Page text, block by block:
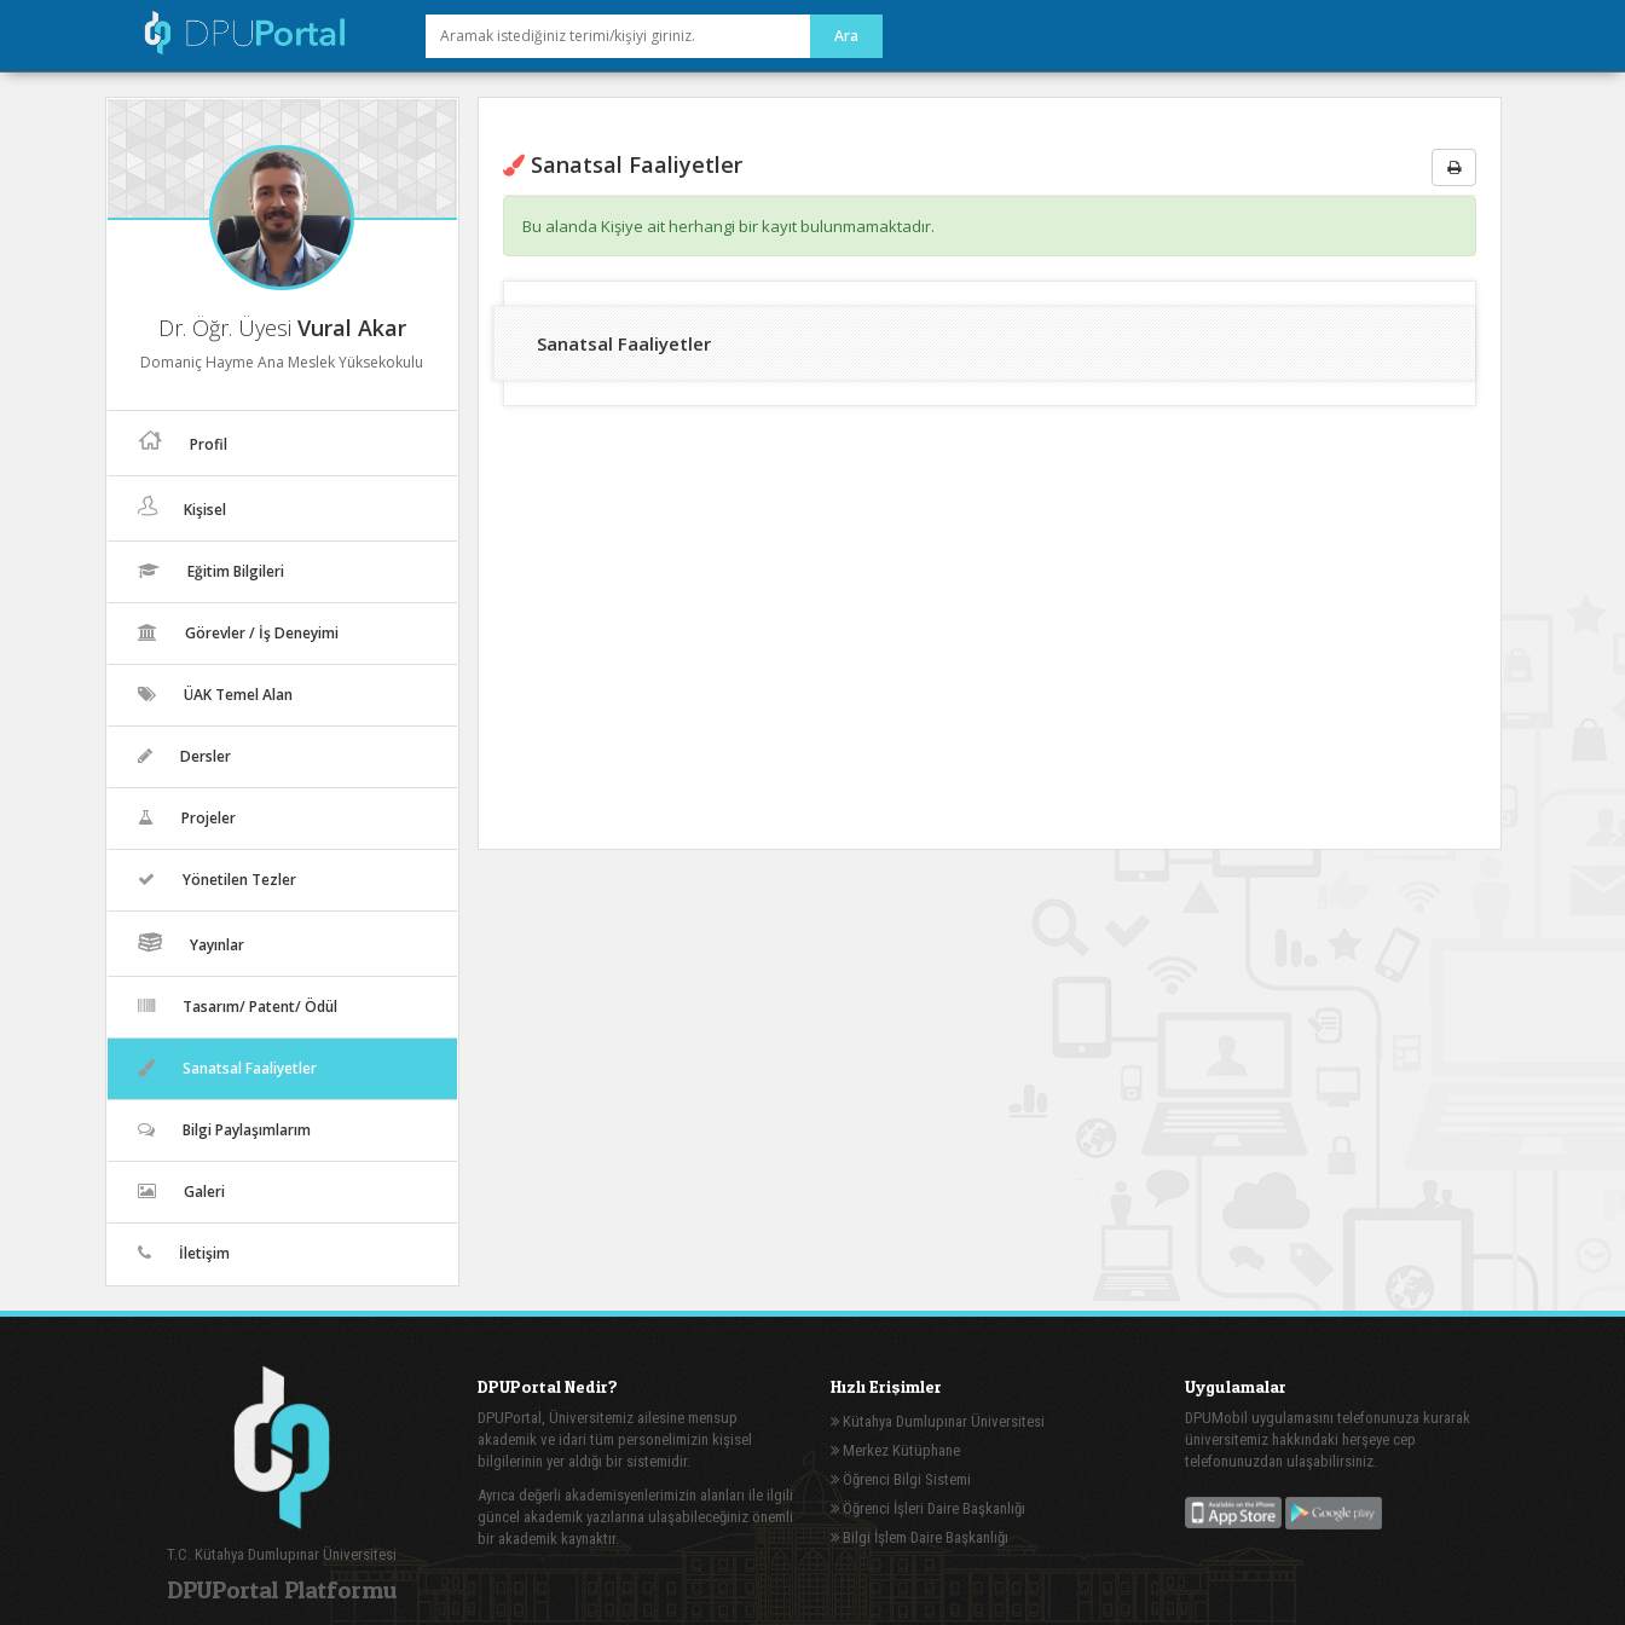
Dr. Öğr. Üyesi Vural Akar
Domaniç Hayme Ana Meslek Yüksekokulu
Profil
Kişisel
Eğitim Bilgileri
Görevler / İş Deneyimi
ÜAK Temel Alan
Dersler
Projeler
Yönetilen Tezler
Yayınlar
Tasarım/ Patent/ Ödül
Sanatsal Faaliyetler
Bilgi Paylaşımlarım
Galeri
İletişim
Sanatsal Faaliyetler
Bu alanda Kişiye ait herhangi bir kayıt bulunmamaktadır.
Sanatsal Faaliyetler
T.C. Kütahya Dumlupınar Üniversitesi
DPUPortal Platformu
DPUPortal Nedir?
DPUPortal, Üniversitemiz ailesine mensup
akademik ve idari tüm personelimizin kişisel
bilgilerinin yer aldığı bir sistemidir.
Ayrıca değerli akademisyenlerimizin alanları ile ilgili
güncel akademik yazılarına ulaşabileceğiniz önemli
bir akademik kaynaktır.
Hızlı Erişimler
Kütahya Dumlupınar Üniversitesi
Merkez Kütüphane
Öğrenci Bilgi Sistemi
Öğrenci İşleri Daire Başkanlığı
Bilgi İşlem Daire Başkanlığı
Uygulamalar
DPUMobil uygulamasını telefonunuza kurarak
üniversitemiz hakkındaki herşeye cep
telefonunuzdan ulaşabilirsiniz.